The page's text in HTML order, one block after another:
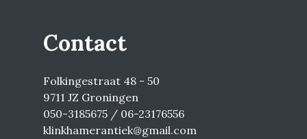
Contact
Folkingestraat 48 - 50
9711 JZ Groningen
050-3185675 / 06-23176556
klinkhamerantiek@gmail.com